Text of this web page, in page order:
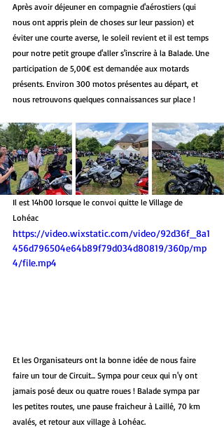
Après avoir déjeuner en compagnie d'aérostiers (qui
nous ont appris plein de choses sur leur passion) et
éviter une courte averse, le soleil revient et il est temps
pour notre petit groupe d'aller s'inscrire à la Balade. Une
participation de 5,00€ est demandée aux motards
présents. Environ 300 motos présentes au départ, et
nous retrouvons quelques connaissances sur place !
Il est 14h00 lorsque le convoi quitte le Village de
Lohéac
https://video.wixstatic.com/video/92d36f_8a1
456d796504e64b89f79d034d80819/360p/mp
4/file.mp4
Et les Organisateurs ont la bonne idée de nous faire
faire un tour de Circuit... Sympa pour ceux qui n'y ont
jamais posé deux ou quatre roues ! Balade sympa par
les petites routes, une pause fraicheur à Laillé, 70 km
avalés, et retour aux village à Lohéac.